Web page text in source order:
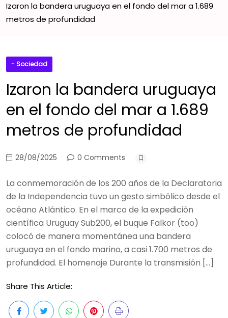
Izaron la bandera uruguaya en el fondo del mar a 1.689
metros de profundidad
- Sociedad
Izaron la bandera uruguaya
en el fondo del mar a 1.689
metros de profundidad
28/08/2025 0 Comments
La conmemoración de los 200 años de la Declaratoria
de la Independencia tuvo un gesto simbólico desde el
océano Atlántico. En el marco de la expedición
científica Uruguay Sub200, el buque Falkor (too)
colocó de manera momentánea una bandera
uruguaya en el fondo marino, a casi 1.700 metros de
profundidad. El homenaje Durante la transmisión […]
Share This Article: